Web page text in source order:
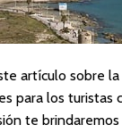
artículo sobre
para los turistas
te